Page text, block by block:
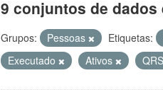
9 conjuntos de dados
Grupos: Pessoas Etiquetas:
Executado
Ativos